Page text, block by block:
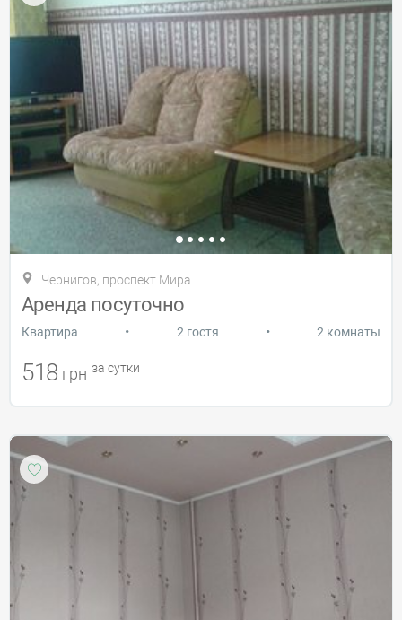
Чернигов, проспект Мира
Аренда посуточно
Квартира • 2 гостя • 2 комнаты
518 грн за сутки